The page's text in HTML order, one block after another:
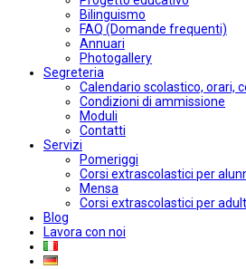
Bilinguismo
FAQ (Domande frequenti)
Annuari
Photogallery
Segreteria
Calendario scolastico, orari,
Condizioni di ammissione
Moduli
Contatti
Servizi
Pomeriggi
Corsi extrascolastici per
Mensa
Corsi extrascolastici per
Blog
Lavora con noi